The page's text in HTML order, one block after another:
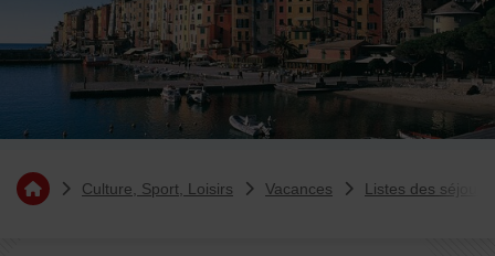
Vous êtes ici :
Retourner à l'accueil
Culture, Sport, Loisirs Vacances Listes des séjours